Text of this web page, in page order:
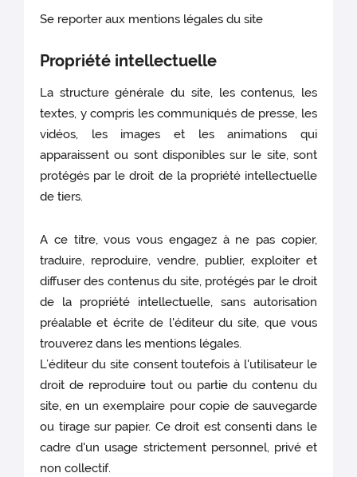
Se reporter aux mentions légales du site
Propriété intellectuelle
La structure générale du site, les contenus, les
textes, y compris les communiqués de presse, les
vidéos, les images et les animations qui
apparaissent ou sont disponibles sur le site, sont
protégés par le droit de la propriété intellectuelle
de tiers.
A ce titre, vous vous engagez à ne pas copier,
traduire, reproduire, vendre, publier, exploiter et
diffuser des contenus du site, protégés par le droit
de la propriété intellectuelle, sans autorisation
préalable et écrite de l'éditeur du site, que vous
trouverez dans les mentions légales.
L’éditeur du site consent toutefois à l'utilisateur le
droit de reproduire tout ou partie du contenu du
site, en un exemplaire pour copie de sauvegarde
ou tirage sur papier. Ce droit est consenti dans le
cadre d'un usage strictement personnel, privé et
non collectif.